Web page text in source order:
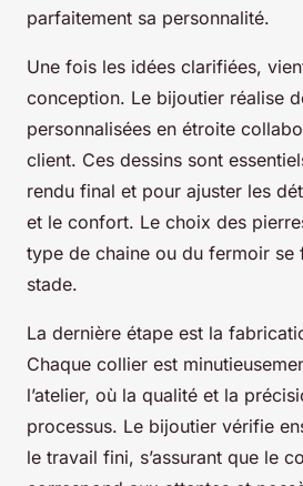
parfaitement sa personnalité.
Une fois les idées clarifiées,
conception. Le bijoutier réalise
personnalisées en étroite
client. Ces dessins sont
rendu final et pour ajuster les
et le confort. Le choix des
type de chaine ou du fermoir se
stade.
La dernière étape est la
Chaque collier est
l’atelier, où la qualité et la
processus. Le bijoutier vérifie
le travail fini, s’assurant que le